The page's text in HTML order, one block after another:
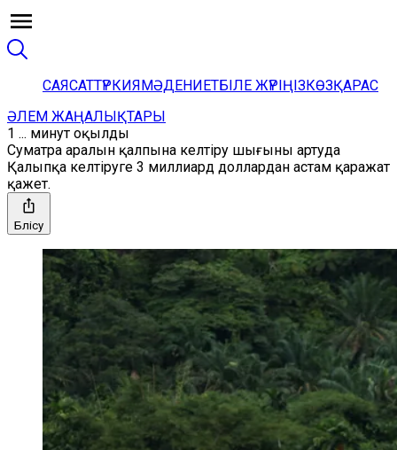
САЯСАТТҮРКИЯМӘДЕНИЕТБІЛЕ ЖҮРІҢІЗКӨЗҚАРАС
ӘЛЕМ ЖАҢАЛЫҚТАРЫ
1 ... минут оқылды
Суматра аралын қалпына келтіру шығыны артуда
Қалыпқа келтіруге 3 миллиард доллардан астам қаражат
қажет.
Бөлісу